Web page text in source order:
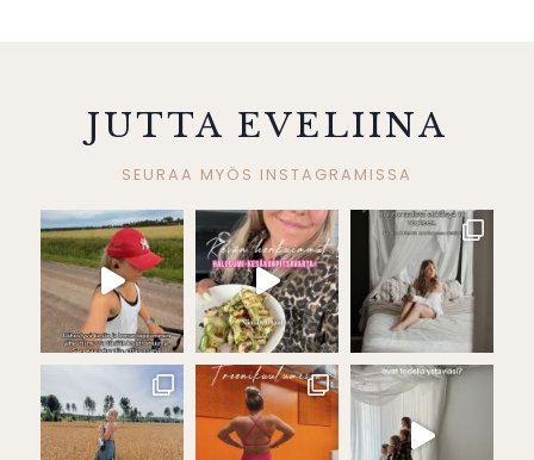
JUTTA EVELIINA
SEURAA MYÖS INSTAGRAMISSA